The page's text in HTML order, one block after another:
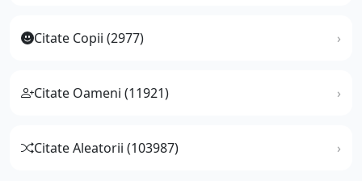
Citate Copii (2977)
Citate Oameni (11921)
Citate Aleatorii (103987)